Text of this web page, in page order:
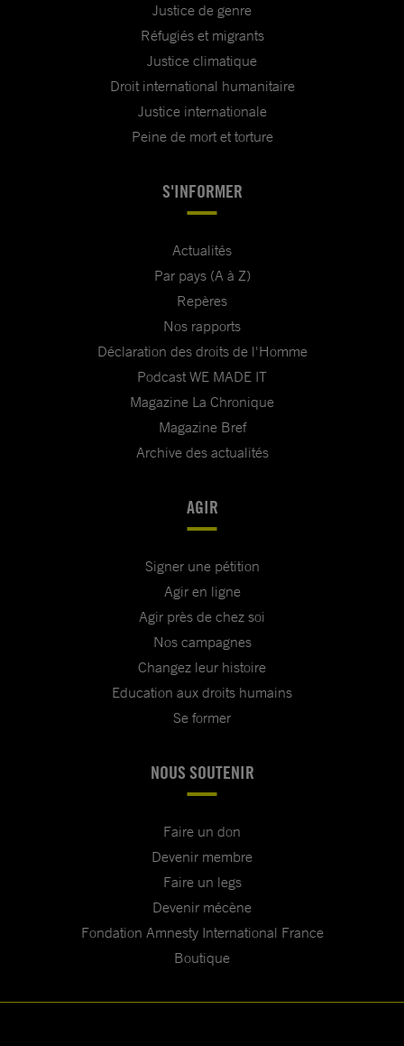
Justice de genre
Réfugiés et migrants
Justice climatique
Droit international humanitaire
Justice internationale
Peine de mort et torture
S'INFORMER
Actualités
Par pays (A à Z)
Repères
Nos rapports
Déclaration des droits de l'Homme
Podcast WE MADE IT
Magazine La Chronique
Magazine Bref
Archive des actualités
AGIR
Signer une pétition
Agir en ligne
Agir près de chez soi
Nos campagnes
Changez leur histoire
Education aux droits humains
Se former
NOUS SOUTENIR
Faire un don
Devenir membre
Faire un legs
Devenir mécène
Fondation Amnesty International France
Boutique